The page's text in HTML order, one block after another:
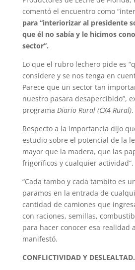
comentó el encuentro como
para “interiorizar al presidente
que él no sabía y le hicimos
sector”.
Lo que el rubro lechero pide es
considere y se nos tenga en
Parece que un sector tan
nuestro pasara desapercibido”,
programa Diario Rural (CX4 Rural).
Respecto a la importancia dijo
estudio sobre el potencial de la
mayor que la madera, que las
frigoríficos y cualquier actividad”.
“Cada tambo y cada tambito es
paramos en la entrada de
cantidad de camiones que
con raciones, semillas,
para hacer conocer esa realidad
manifestó.
CONFLICTIVIDAD Y DESLEALTAD.